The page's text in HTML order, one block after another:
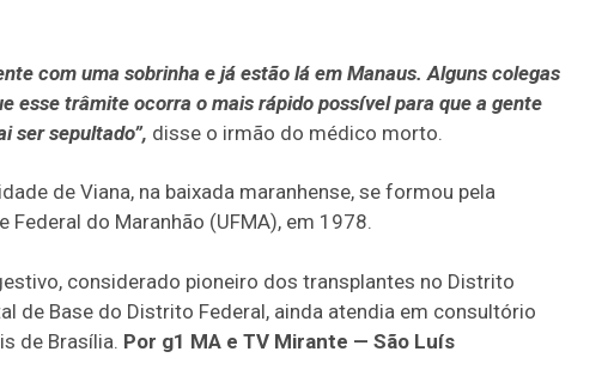
com uma sobrinha e já estão lá em Manaus. Alguns colegas
esse trâmite ocorra o mais rápido possível para que a gente
ser sepultado”, disse o irmão do médico morto.
de Viana, na baixada maranhense, se formou pela
Federal do Maranhão (UFMA), em 1978.
considerado pioneiro dos transplantes no Distrito
de Base do Distrito Federal, ainda atendia em consultório
de Brasília. Por g1 MA e TV Mirante — São Luís